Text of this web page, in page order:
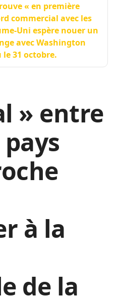
« en première
commercial avec les
Uni espère nouer un
avec Washington
31 octobre.
» entre
à la
de la